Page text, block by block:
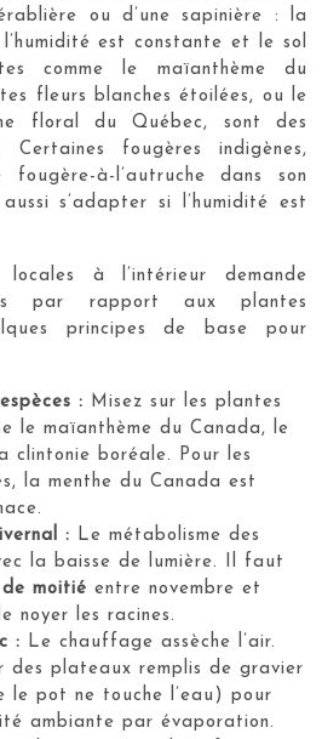
ou d’une sapinière : la
est constante et le sol
comme le maïanthème du
fleurs blanches étoilées, ou le
floral du Québec, sont des
Certaines fougères indigènes,
à-l’autruche dans son
s’adapter si l’humidité est
à l’intérieur demande
par rapport aux plantes
principes de base pour
: Misez sur les plantes
le maïanthème du Canada, le
clintonie boréale. Pour les
la menthe du Canada est
: Le métabolisme des
la baisse de lumière. Il faut
moitié entre novembre et
noyer les racines.
: Le chauffage assèche l’air.
des plateaux remplis de gravier
le pot ne touche l’eau) pour
ambiante par évaporation.